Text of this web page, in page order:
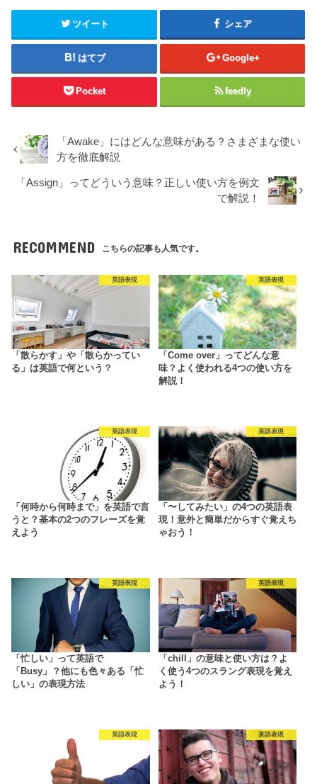
ツイート シェア
はてブ Google+
Pocket feedly
「Awake」にはどんな意味がある？さまざまな使い
方を徹底解説
「Assign」ってどういう意味？正しい使い方を例文
で解説！
RECOMMEND こちらの記事も人気です。
英語表現
「散らかす」や「散らかってい
る」は英語で何という？
英語表現
「Come over」ってどんな意
味？よく使われる4つの使い方を
解説！
英語表現
「何時から何時まで」を英語で言
うと？基本の2つのフレーズを覚
えよう
英語表現
「〜してみたい」の4つの英語表
現！意外と簡単だからすぐ覚えち
ゃおう！
英語表現
「忙しい」って英語で
「Busy」？他にも色々ある「忙
しい」の表現方法
英語表現
「chill」の意味と使い方は？よ
く使う4つのスラング表現を覚え
よう！
英語表現 英語表現